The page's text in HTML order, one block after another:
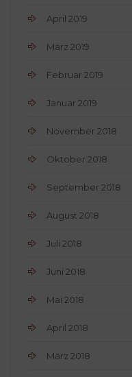
April 2019
März 2019
Februar 2019
Januar 2019
November 2018
Oktober 2018
September 2018
August 2018
Juli 2018
Juni 2018
Mai 2018
April 2018
März 2018